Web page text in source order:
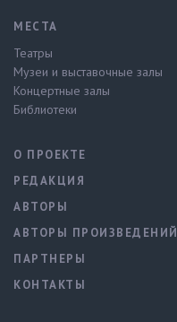
МЕСТА
Театры
Музеи и выставочные залы
Концертные залы
Библиотеки
О ПРОЕКТЕ
РЕДАКЦИЯ
АВТОРЫ
АВТОРЫ ПРОИЗВЕДЕНИЙ
ПАРТНЕРЫ
КОНТАКТЫ